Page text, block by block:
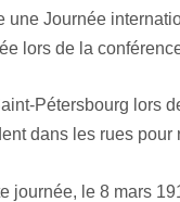
une Journée
lors de la
Pétersbourg lors
dans les rues
journée, le 8 mars